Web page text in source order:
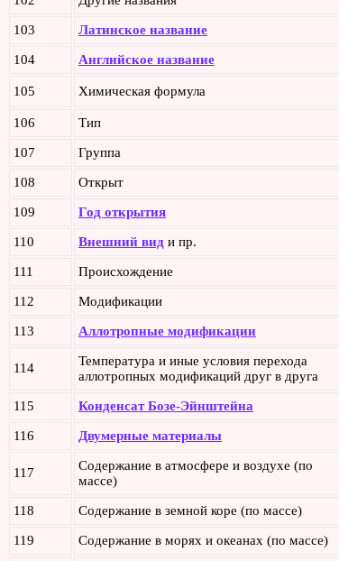
103 Латинское название
104 Английское название
105 Химическая формула
106 Тип
107 Группа
108 Открыт
109 Год открытия
110 Внешний вид и пр.
111 Происхождение
112 Модификации
113 Аллотропные модификации
114
Температура и иные условия перехода
аллотропных модификаций друг в друга
115 Конденсат Бозе-Эйнштейна
116 Двумерные материалы
117
Содержание в атмосфере и воздухе (по
массе)
118 Содержание в земной коре (по массе)
119 Содержание в морях и океанах (по массе)